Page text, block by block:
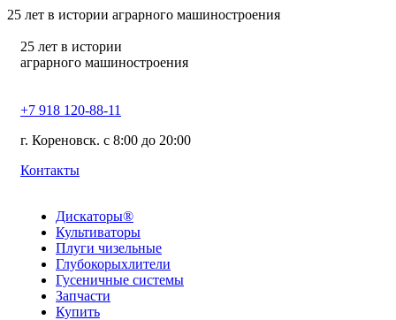
25 лет в истории аграрного машиностроения
25 лет в истории
аграрного машиностроения
+7 918 120-88-11
г. Кореновск. c 8:00 до 20:00
Контакты
Дискаторы®
Культиваторы
Плуги чизельные
Глубокорыхлители
Гусеничные системы
Запчасти
Купить